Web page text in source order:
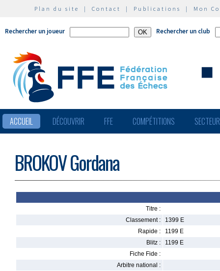
Plan du site | Contact | Publications | Mon
Rechercher un joueur Rechercher un club
ACCUEIL DÉCOUVRIR FFE COMPÉTITIONS
BROKOV Gordana
Titre :
Classement :
1399 E
Rapide :
1199 E
Blitz :
1199 E
Fiche Fide :
Arbitre national :